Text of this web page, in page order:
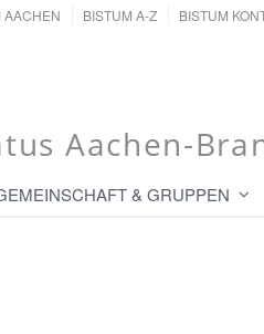
AACHEN BISTUM A-Z BISTUM
Aachen-
& GRUPPEN